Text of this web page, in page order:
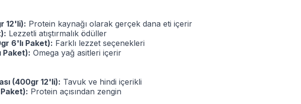
12'li): Protein kaynağı olarak gerçek dana eti içerir
Lezzetli atıştırmalık ödüller
6'lı Paket): Farklı lezzet seçenekleri
Paket): Omega yağ asitleri içerir
(400gr 12'li): Tavuk ve hindi içerikli
Protein açısından zengin